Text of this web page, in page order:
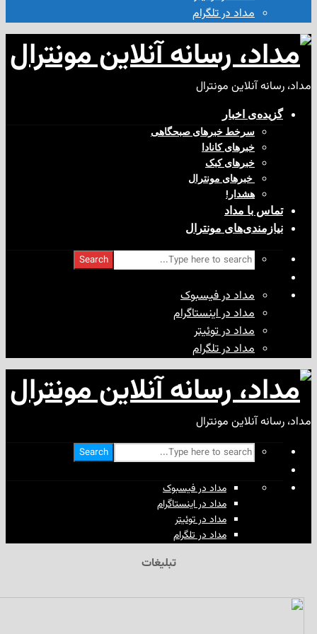
مداد در تلگرام
مونترال
اخبار
سرخط خبرهای صبحگاهی
خبرهای کانادا
خبرهای کبک
‌ خبرهای مونترال
مداد
مونترال
Search
مداد در فیسبوک
مداد در اینستاگرام
مداد در توئیتر
مداد در تلگرام
مونترال
Search
مداد در فیسبوک
مداد در اینستاگرام
مداد در توئیتر
مداد در تلگرام